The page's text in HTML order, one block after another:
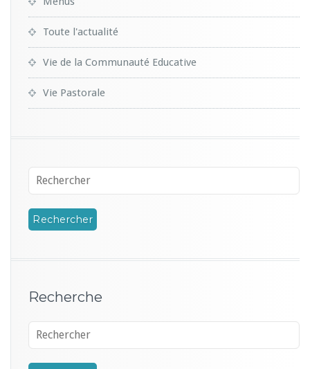
Toute l'actualité
Vie de la Communauté Educative
Vie Pastorale
Recherche